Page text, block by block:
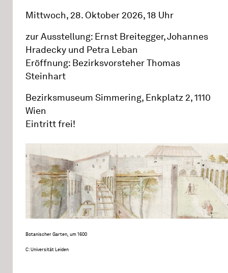
Mittwoch, 28. Oktober 2026, 18 Uhr
zur Ausstellung: Ernst Breitegger, Johannes
Hradecky und Petra Leban
Eröffnung: Bezirksvorsteher Thomas
Steinhart
Bezirksmuseum Simmering, Enkplatz 2, 1110
Wien
Eintritt frei!
Botanischer Garten, um 1600
C: Universität Leiden